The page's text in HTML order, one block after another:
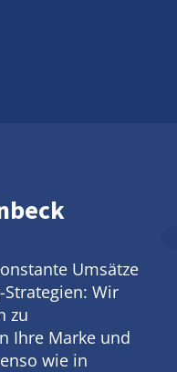
Umsätze
Wir
zu
Ihre Marke und
wie in